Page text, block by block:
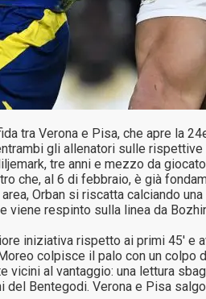
tra Verona e Pisa, che apre la
gli allenatori sulle
tre anni e mezzo da
che, al 6 di febbraio, è già
Orban si riscatta calciando
respinto sulla linea da
iniziativa rispetto ai primi 45′
colpisce il palo con un
vicini al vantaggio: una lettura
Bentegodi. Verona e Pisa